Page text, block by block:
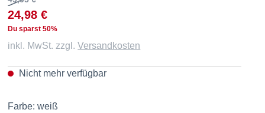
24,98 €
Du sparst 50%
inkl. MwSt. zzgl.Versandkosten
Nicht mehr verfügbar
Farbe: weiß